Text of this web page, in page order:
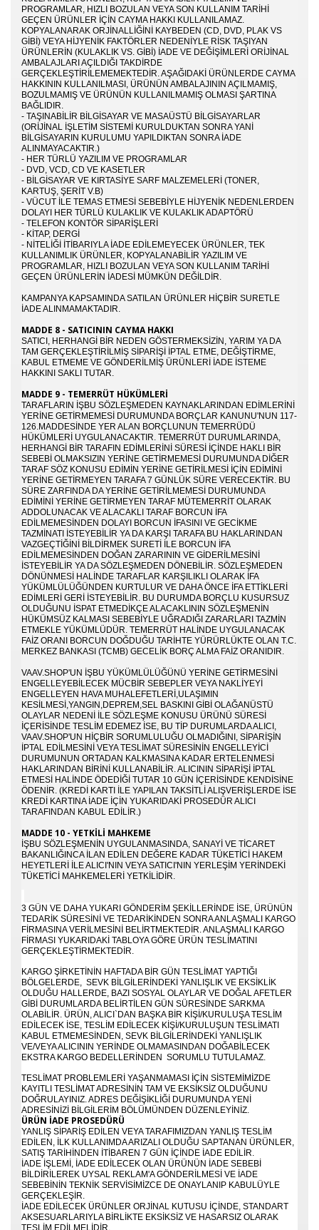
PROGRAMLAR, HIZLI BOZULAN VEYA SON KULLANIM TARIHI
GEÇEN ÜRÜNLER IÇIN CAYMA HAKKI KULLANILAMAZ.
KOPYALANARAK ORJINALLIĞINI KAYBEDEN (CD, DVD, PLAK VS
GIBI) VEYA HIJYENIK FAKTÖRLER NEDENIYLE RISK TAŞIYAN
ÜRÜNLERIN (KULAKLIK VS. GIBI) IADE VE DEĞIŞIMLERI ORIJINAL
AMBALAJLARI AÇILDIĞI TAKDIRDE
GERÇEKLEŞTIRILEMEMEKTEDIR. AŞAĞIDAKI ÜRÜNLERDE CAYMA
HAKKININ KULLANILMASI, ÜRÜNÜN AMBALAJININ AÇILMAMIŞ,
BOZULMAMIŞ VE ÜRÜNÜN KULLANILMAMIŞ OLMASI ŞARTINA
BAĞLIDIR.
- TAŞINABILIR BILGISAYAR VE MASAÜSTÜ BILGISAYARLAR
(ORIJINAL IŞLETIM SISTEMI KURULDUKTAN SONRA YANI
BILGISAYARIN KURULUMU YAPILDIKTAN SONRA IADE
ALINMAYACAKTIR.)
- HER TÜRLÜ YAZILIM VE PROGRAMLAR
- DVD, VCD, CD VE KASETLER
- BILGISAYAR VE KIRTASIYE SARF MALZEMELERI (TONER,
KARTUŞ, ŞERIT V.B)
- VÜCUT ILE TEMAS ETMESI SEBEBIYLE HIJYENIK NEDENLERDEN
DOLAYI HER TÜRLÜ KULAKLIK VE KULAKLIK ADAPTÖRÜ
- TELEFON KONTÖR SIPARIŞLERI
- KITAP, DERGI
- NITELIĞI ITIBARIYLA IADE EDILEMEYECEK ÜRÜNLER, TEK
KULLANIMLIK ÜRÜNLER, KOPYALANABILIR YAZILIM VE
PROGRAMLAR, HIZLI BOZULAN VEYA SON KULLANIM TARIHI
GEÇEN ÜRÜNLERIN IADESI MÜMKÜN DEĞILDIR.
KAMPANYA KAPSAMINDA SATILAN ÜRÜNLER HIÇBIR SURETLE
IADE ALINMAMAKTADIR.
MADDE 8 - SATICININ CAYMA HAKKI
SATICI, HERHANGI BIR NEDEN GÖSTERMEKSIZIN, YARIM YA DA
TAM GERÇEKLEŞTIRILMIŞ SIPARIŞI IPTAL ETME, DEĞIŞTIRME,
KABUL ETMEME VE GÖNDERILMIŞ ÜRÜNLERI IADE ISTEME
HAKKINI SAKLI TUTAR.
MADDE 9 - TEMERRÜT HÜKÜMLERİ
TARAFLARIN IŞBU SÖZLEŞMEDEN KAYNAKLARINDAN EDIMLERINI
YERINE GETIRMEMESI DURUMUNDA BORÇLAR KANUNU'NUN 117-
126.MADDESINDE YER ALAN BORÇLUNUN TEMERRÜDÜ
HÜKÜMLERI UYGULANACAKTIR. TEMERRÜT DURUMLARINDA,
HERHANGI BIR TARAFIN EDIMLERINI SÜRESI IÇINDE HAKLI BIR
SEBEBI OLMAKSIZIN YERINE GETIRMEMESI DURUMUNDA DIĞER
TARAF SÖZ KONUSU EDIMIN YERINE GETIRILMESI IÇIN EDIMINI
YERINE GETIRMEYEN TARAFA 7 GÜNLÜK SÜRE VERECEKTIR. BU
SÜRE ZARFINDA DA YERINE GETIRILMEMESI DURUMUNDA
EDIMINI YERINE GETIRMEYEN TARAF MÜTEMERRIT OLARAK
ADDOLUNACAK VE ALACAKLI TARAF BORCUN IFA
EDILMEMESINDEN DOLAYI BORCUN IFASINI VE GECIKME
TAZMINATI ISTEYEBILIR YA DA KARŞI TARAFA BU HAKLARINDAN
VAZGEÇTIĞINI BILDIRMEK SURETI ILE BORCUN IFA
EDILMEMESINDEN DOĞAN ZARARININ VE GIDERILMESINI
ISTEYEBILIR YA DA SÖZLEŞMEDEN DÖNEBILIR. SÖZLEŞMEDEN
DÖNÜNMESI HALINDE TARAFLAR KARŞILIKLI OLARAK IFA
YÜKÜMLÜLÜĞÜNDEN KURTULUR VE DAHA ÖNCE IFA ETTIKLERI
EDIMLERI GERI ISTEYEBILIR. BU DURUMDA BORÇLU KUSURSUZ
OLDUĞUNU ISPAT ETMEDIKÇE ALACAKLININ SÖZLEŞMENIN
HÜKÜMSÜZ KALMASI SEBEBIYLE UĞRADIĞI ZARARLARI TAZMIN
ETMEKLE YÜKÜMLÜDÜR. TEMERRÜT HALINDE UYGULANACAK
FAIZ ORANI BORCUN DOĞDUĞU TARIHTE YÜRÜRLÜKTE OLAN T.C.
MERKEZ BANKASI (TCMB) GECELIK BORÇ ALMA FAIZ ORANIDIR.
VAAV.SHOP'UN IŞBU YÜKÜMLÜLÜĞÜNÜ YERINE GETIRMESINI
ENGELLEYEBILECEK MÜCBIR SEBEPLER VEYA NAKLIYEYI
ENGELLEYEN HAVA MUHALEFETLERI,ULAŞIMIN
KESILMESI,YANGIN,DEPREM,SEL BASKINI GIBI OLAĞANÜSTÜ
OLAYLAR NEDENI ILE SÖZLEŞME KONUSU ÜRÜNÜ SÜRESI
IÇERISINDE TESLIM EDEMEZ ISE, BU TIP DURUMLARDA ALICI,
VAAV.SHOP'UN HIÇBIR SORUMLULUĞU OLMADIĞINI, SIPARIŞIN
IPTAL EDILMESINI VEYA TESLIMAT SÜRESININ ENGELLEYICI
DURUMUNUN ORTADAN KALKMASINA KADAR ERTELENMESI
HAKLARINDAN BIRINI KULLANABILIR. ALICININ SIPARIŞI IPTAL
ETMESI HALINDE ÖDEDIĞI TUTAR 10 GÜN IÇERISINDE KENDISINE
ÖDENIR. (KREDI KARTI ILE YAPILAN TAKSITLI ALIŞVERIŞLERDE ISE
KREDI KARTINA IADE IÇIN YUKARIDAKI PROSEDÜR ALICI
TARAFINDAN KABUL EDILIR.)
MADDE 10 - YETKİLİ MAHKEME
İŞBU SÖZLEŞMENIN UYGULANMASINDA, SANAYI VE TICARET
BAKANLIĞINCA ILAN EDILEN DEĞERE KADAR TÜKETICI HAKEM
HEYETLERI ILE ALICI'NIN VEYA SATICI'NIN YERLEŞIM YERINDEKI
TÜKETICI MAHKEMELERI YETKILIDIR.
3 GÜN VE DAHA YUKARI GÖNDERIM ŞEKILLERINDE ISE, ÜRÜNÜN
TEDARIK SÜRESINI VE TEDARIKINDEN SONRA ANLAŞMALI KARGO
FIRMASINA VERILMESINI BELIRTMEKTEDIR. ANLAŞMALI KARGO
FIRMASI YUKARIDAKI TABLOYA GÖRE ÜRÜN TESLIMATINI
GERÇEKLEŞTIRMEKTEDIR.
KARGO ŞIRKETININ HAFTADA BIR GÜN TESLIMAT YAPTIĞI
BÖLGELERDE, SEVK BILGILERINDEKI YANLIŞLIK VE EKSIKLIK
OLDUĞU HALLERDE, BAZI SOSYAL OLAYLAR VE DOĞAL AFETLER
GIBI DURUMLARDA BELIRTILEN GÜN SÜRESINDE SARKMA
OLABILIR. ÜRÜN, ALICI`DAN BAŞKA BIR KIŞI/KURULUŞA TESLIM
EDILECEK ISE, TESLIM EDILECEK KIŞI/KURULUŞUN TESLIMATI
KABUL ETMEMESINDEN, SEVK BILGILERINDEKI YANLIŞLIK
VE/VEYA ALICININ YERINDE OLMAMASINDAN DOĞABILECEK
EKSTRA KARGO BEDELLERINDEN SORUMLU TUTULAMAZ.
TESLIMAT PROBLEMLERI YAŞANMAMASI IÇIN SISTEMIMIZDE
KAYITLI TESLIMAT ADRESININ TAM VE EKSIKSIZ OLDUĞUNU
DOĞRULAYINIZ. ADRES DEĞIŞIKLIĞI DURUMUNDA YENI
ADRESINIZI BILGILERIM BÖLÜMÜNDEN DÜZENLEYINIZ.
ÜRÜN İADE PROSEDÜRÜ
YANLIŞ SIPARIŞ EDILEN VEYA TARAFIMIZDAN YANLIŞ TESLIM
EDILEN, ILK KULLANIMDA ARIZALI OLDUĞU SAPTANAN ÜRÜNLER,
SATIŞ TARIHINDEN ITIBAREN 7 GÜN IÇINDE IADE EDILIR.
İADE IŞLEMI, IADE EDILECEK OLAN ÜRÜNÜN IADE SEBEBI
BILDIRILEREK UYSAL REKLAM'A GÖNDERILMESI VE IADE
SEBEBININ TEKNIK SERVISIMIZCE DE ONAYLANIP KABULÜYLE
GERÇEKLEŞIR.
İADE EDILECEK ÜRÜNLER ORJINAL KUTUSU IÇINDE, STANDART
AKSESUARLARIYLA BIRLIKTE EKSIKSIZ VE HASARSIZ OLARAK
TESLIM EDILMELIDIR.